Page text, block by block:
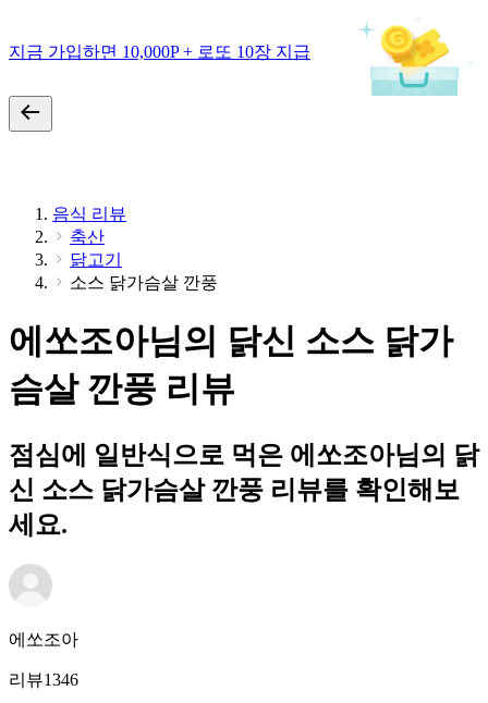
지금 가입하면 10,000P + 로또 10장 지급
음식 리뷰
축산
닭고기
소스 닭가슴살 깐풍
에쏘조아님의 닭신 소스 닭가
슴살 깐풍 리뷰
점심에 일반식으로 먹은 에쏘조아님의 닭
신 소스 닭가슴살 깐풍 리뷰를 확인해보
세요.
에쏘조아
리뷰1346